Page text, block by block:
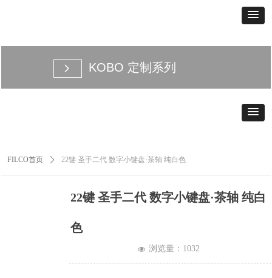
FILCO首页 ꄲ 22键 圣手二代 数字小键盘·茶轴 纯白色
22键 圣手二代 数字小键盘·茶轴 纯白
色
넶 浏览量： 1032
KOBO 定制系列
넲